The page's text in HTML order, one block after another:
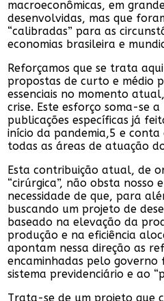
macroeconômicas, em
desenvolvidas, mas que
“calibradas” para as
economias brasileira e
Reforçamos que se trata
propostas de curto e médio
essenciais no momento
crise. Este esforço soma-se
publicações específicas já
início da pandemia,5 e
todas as áreas de atuação
Esta contribuição atual, de
“cirúrgica”, não obsta nosso
necessidade de que, para
buscando um projeto de
baseado na elevação da
produção e na eficiência
apontam nessa direção as
encaminhadas pelo
sistema previdenciário e ao
Trata-se de um projeto que